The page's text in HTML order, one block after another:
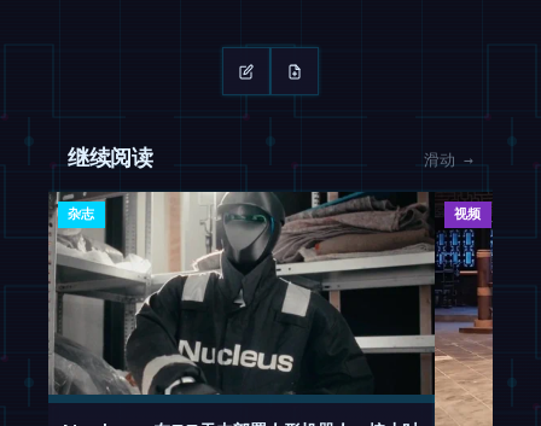
继续阅读 滑动 →
杂志 视频